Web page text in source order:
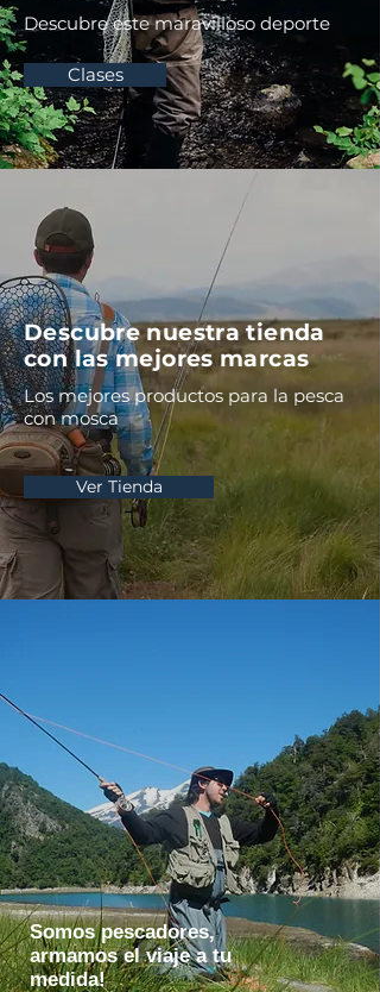
Descubre este maravilloso deporte
Clases
Descubre nuestra tienda
con las mejores marcas
Los mejores productos para la pesca
con mosca
Ver Tienda
Somos pescadores,
armamos el viaje a tu
medida!